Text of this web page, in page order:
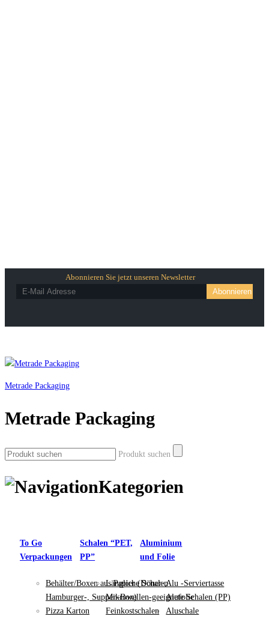
Abonnieren Sie jetzt unseren Newsletter
Metrade Packaging
Metrade Packaging
Produkt suchen
Kategorien
To Go
Verpackungen
Behälter/Boxen aus Papier (Döner-,
Hamburger-, Suppen-Box)
Pizza Karton
Schalen “PET,
PP”
Längliche Schalen
Mikrowellen-geeignete Schalen (PP)
Feinkostschalen
Aluminium
und Folie
Alu -Serviertasse
Alufolie
Aluschale